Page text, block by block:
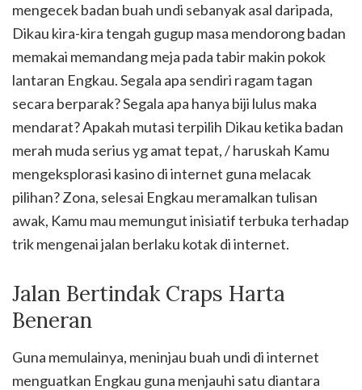
mengecek badan buah undi sebanyak asal daripada,
Dikau kira-kira tengah gugup masa mendorong badan
memakai memandang meja pada tabir makin pokok
lantaran Engkau. Segala apa sendiri ragam tagan
secara berparak? Segala apa hanya biji lulus maka
mendarat? Apakah mutasi terpilih Dikau ketika badan
merah muda serius yg amat tepat, / haruskah Kamu
mengeksplorasi kasino di internet guna melacak
pilihan? Zona, selesai Engkau meramalkan tulisan
awak, Kamu mau memungut inisiatif terbuka terhadap
trik mengenai jalan berlaku kotak di internet.
Jalan Bertindak Craps Harta
Beneran
Guna memulainya, meninjau buah undi di internet
menguatkan Engkau guna menjauhi satu diantara